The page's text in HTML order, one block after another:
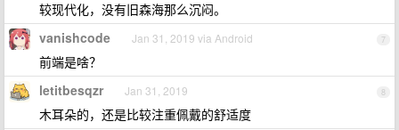
较现代化，没有旧森海那么沉闷。
7
vanishcode Jan 31, 2019 via Android
前端是啥？
8
letitbesqzr Jan 31, 2019
木耳朵的，还是比较注重佩戴的舒适度